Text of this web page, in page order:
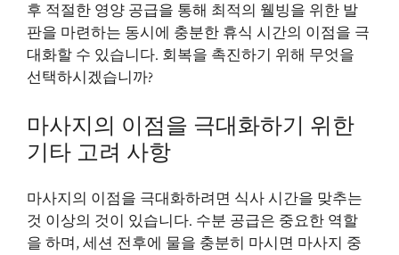
후 적절한 영양 공급을 통해 최적의 웰빙을 위한 발
판을 마련하는 동시에 충분한 휴식 시간의 이점을 극
대화할 수 있습니다. 회복을 촉진하기 위해 무엇을
선택하시겠습니까?
마사지의 이점을 극대화하기 위한
기타 고려 사항
마사지의 이점을 극대화하려면 식사 시간을 맞추는
것 이상의 것이 있습니다. 수분 공급은 중요한 역할
을 하며, 세션 전후에 물을 충분히 마시면 마사지 중